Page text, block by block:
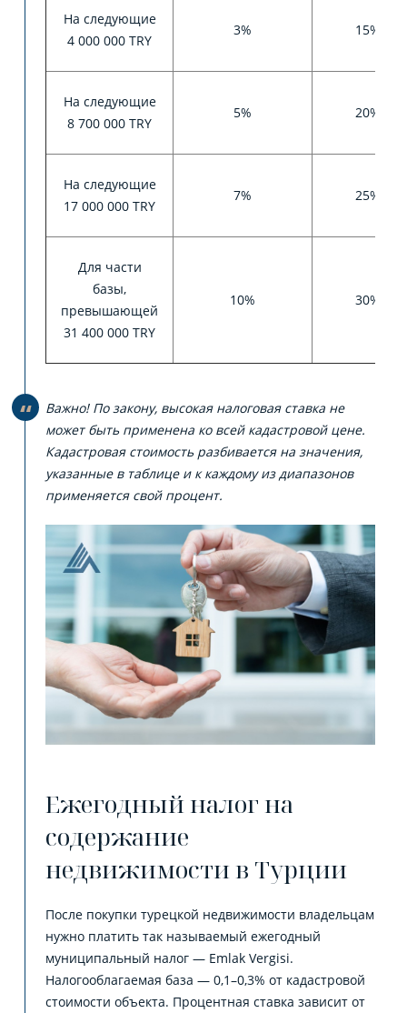
На следующие
4 000 000 TRY
3% 15%
На следующие
8 700 000 TRY
5% 20%
На следующие
17 000 000 TRY
7% 25%
Для части
базы,
превышающей
31 400 000 TRY
10% 30%
Важно! По закону, высокая налоговая ставка не
может быть применена ко всей кадастровой цене.
Кадастровая стоимость разбивается на значения,
указанные в таблице и к каждому из диапазонов
применяется свой процент.
Ежегодный налог на
содержание
недвижимости в Турции
После покупки турецкой недвижимости владельцам
нужно платить так называемый ежегодный
муниципальный налог — Emlak Vergisi.
Налогооблагаемая база — 0,1–0,3% от кадастровой
стоимости объекта. Процентная ставка зависит от